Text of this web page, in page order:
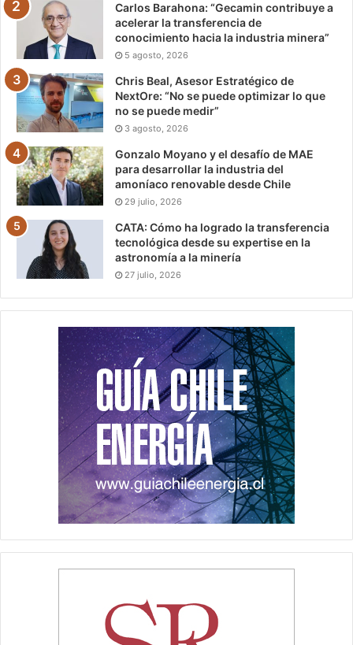
Carlos Barahona: “Gecamin contribuye a
acelerar la transferencia de
conocimiento hacia la industria minera”
5 agosto, 2026
Chris Beal, Asesor Estratégico de
NextOre: “No se puede optimizar lo que
no se puede medir”
3 agosto, 2026
Gonzalo Moyano y el desafío de MAE
para desarrollar la industria del
amoníaco renovable desde Chile
29 julio, 2026
CATA: Cómo ha logrado la transferencia
tecnológica desde su expertise en la
astronomía a la minería
27 julio, 2026